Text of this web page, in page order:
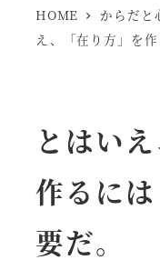
HOME からだと
え、「在り方」を
とはい
作るに
要だ。